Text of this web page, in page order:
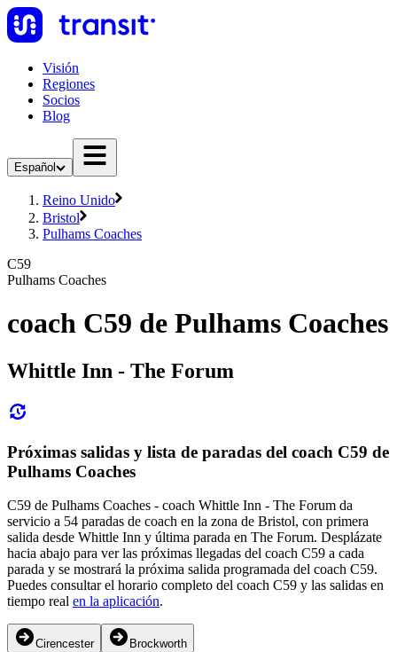
Visión
Regiones
Socios
Blog
Español
Reino Unido
Bristol
Pulhams Coaches
C59
Pulhams Coaches
coach C59 de Pulhams Coaches
Whittle Inn - The Forum
Próximas salidas y lista de paradas del coach C59 de
Pulhams Coaches
C59 de Pulhams Coaches - coach Whittle Inn - The Forum da
servicio a 54 paradas de coach en la zona de Bristol, con primera
salida desde Whittle Inn y última parada en The Forum. Desplázate
hacia abajo para ver las próximas llegadas del coach C59 a cada
parada y se mostrará la próxima salida programada del coach C59.
Puedes consultar el horario completo del coach C59 y las salidas en
tiempo real en la aplicación.
Cirencester Brockworth